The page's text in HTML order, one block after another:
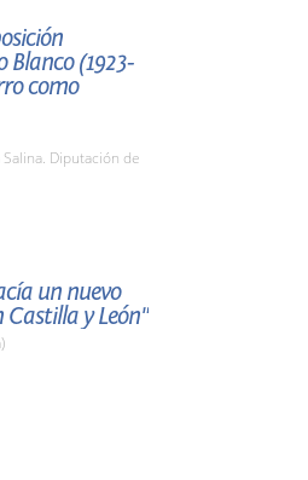
Blanco (1923-
como
Diputación de
un nuevo
y León"